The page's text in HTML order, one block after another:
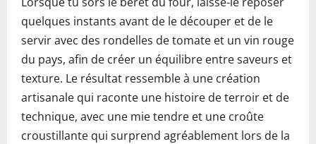
quelques instants avant de le découper et de le
servir avec des rondelles de tomate et un vin rouge
du pays, afin de créer un équilibre entre saveurs et
texture. Le résultat ressemble à une création
artisanale qui raconte une histoire de terroir et de
technique, avec une mie tendre et une croûte
croustillante qui surprend agréablement lors de la